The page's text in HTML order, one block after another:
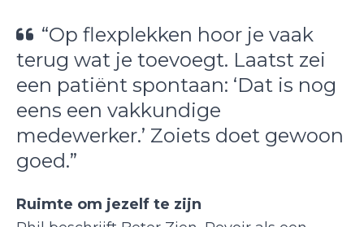
“Op flexplekken hoor je vaak
terug wat je toevoegt. Laatst zei
een patiënt spontaan: ‘Dat is nog
eens een vakkundige
medewerker.’ Zoiets doet gewoon
goed.”
Ruimte om jezelf te zijn